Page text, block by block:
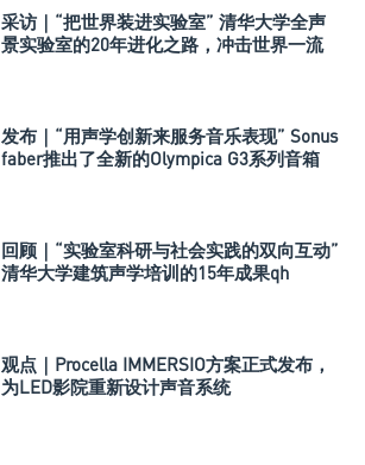
采访｜“把世界装进实验室” 清华大学全声
景实验室的20年进化之路，冲击世界一流
发布｜“用声学创新来服务音乐表现” Sonus
faber推出了全新的Olympica G3系列音箱
回顾｜“实验室科研与社会实践的双向互动”
清华大学建筑声学培训的15年成果qh
观点｜Procella IMMERSIO方案正式发布，
为LED影院重新设计声音系统